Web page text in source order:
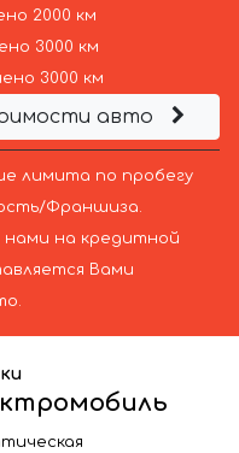
2000 км
3000 км
3000 км
авто
лимита по пробегу
Франшиза.
нами на кредитной
Вами